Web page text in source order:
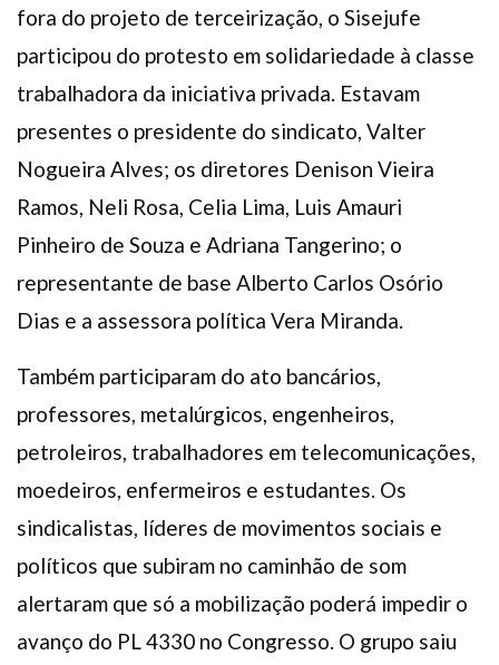
fora do projeto de terceirização, o Sisejufe
participou do protesto em solidariedade à classe
trabalhadora da iniciativa privada. Estavam
presentes o presidente do sindicato, Valter
Nogueira Alves; os diretores Denison Vieira
Ramos, Neli Rosa, Celia Lima, Luis Amauri
Pinheiro de Souza e Adriana Tangerino; o
representante de base Alberto Carlos Osório
Dias e a assessora política Vera Miranda.
Também participaram do ato bancários,
professores, metalúrgicos, engenheiros,
petroleiros, trabalhadores em telecomunicações,
moedeiros, enfermeiros e estudantes. Os
sindicalistas, líderes de movimentos sociais e
políticos que subiram no caminhão de som
alertaram que só a mobilização poderá impedir o
avanço do PL 4330 no Congresso. O grupo saiu